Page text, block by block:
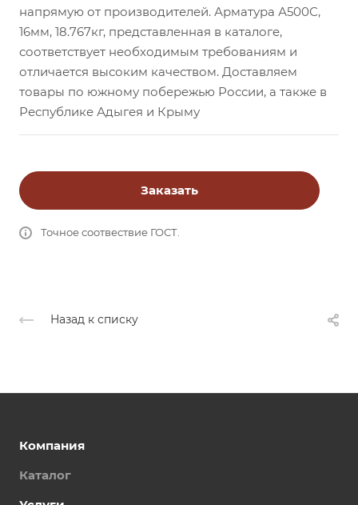
напрямую от производителей. Арматура А500С,
16мм, 18.767кг, представленная в каталоге,
соответствует необходимым требованиям и
отличается высоким качеством. Доставляем
товары по южному побережью России, а также в
Республике Адыгея и Крыму
Заказать
Точное соотвествие ГОСТ.
Назад к списку
Компания
Каталог